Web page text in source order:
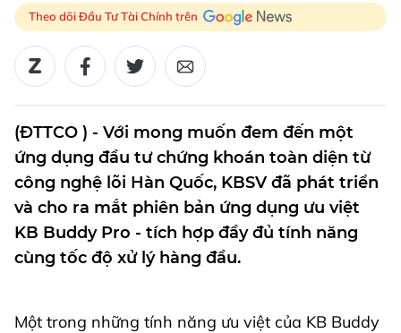
Theo dõi Đầu Tư Tài Chính trên
(ĐTTCO ) - Với mong muốn đem đến một
ứng dụng đầu tư chứng khoán toàn diện từ
công nghệ lõi Hàn Quốc, KBSV đã phát triển
và cho ra mắt phiên bản ứng dụng ưu việt
KB Buddy Pro - tích hợp đầy đủ tính năng
cùng tốc độ xử lý hàng đầu.
Một trong những tính năng ưu việt của KB Buddy